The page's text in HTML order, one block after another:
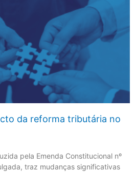
da reforma tributária no
pela Emenda Constitucional nº
traz mudanças significativas